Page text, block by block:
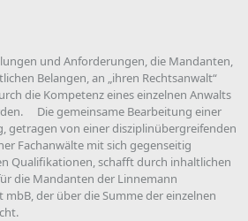
und Anforderungen, die Mandanten,
Belangen, an „ihren Rechtsanwalt“
die Kompetenz eines einzelnen Anwalts
Die gemeinsame Bearbeitung einer
getragen von einer disziplinübergreifenden
Fachanwälte mit sich gegenseitig
Qualifikationen, schafft durch inhaltlichen
die Mandanten der Linnemann
der über die Summe der einzelnen